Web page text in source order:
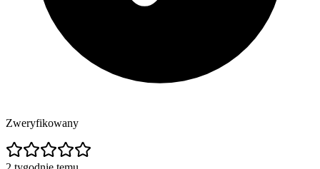
Zweryfikowany